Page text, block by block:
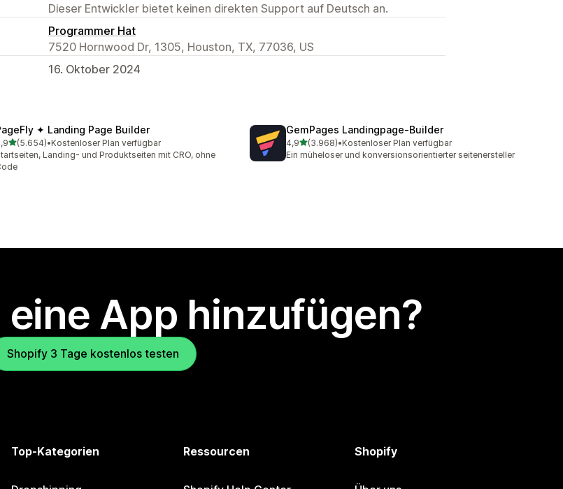
Dieser Entwickler bietet keinen direkten Support auf Deutsch an.
Programmer Hat
7520 Hornwood Dr, 1305, Houston, TX, 77036, US
16. Oktober 2024
✦ Landing Page Builder
von 5 Sternen
(5.654)
Rezensionen insgesamt
•Kostenloser Plan verfügbar
Landing- und Produktseiten mit CRO, ohne
GemPages Landingpage‑Builder
4,9von 5 Sternen
(3.968)
3968 Rezensionen insgesamt
•Kostenloser Plan verfügbar
Ein müheloser und konversionsorientierter seitenersteller
App hinzufügen?
Shopify 3 Tage kostenlos testen
Top-Kategorien Ressourcen Shopify